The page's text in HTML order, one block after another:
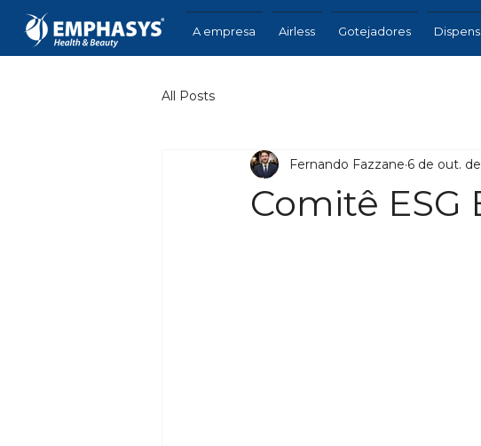
A empresa Airless Gotejadores
All Posts
Comitê ESG
Fernando Fazzane 6 de out.